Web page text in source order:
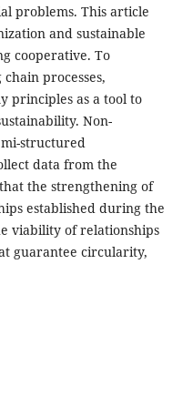
problems. This article
and sustainable
cooperative. To
processes,
principles as a tool to
Non-
structured
data from the
the strengthening of
established during the
viability of relationships
guarantee circularity,